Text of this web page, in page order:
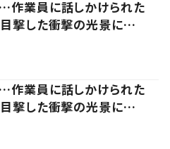
作業員に話しかけられた
目撃した衝撃の光景に…
作業員に話しかけられた
目撃した衝撃の光景に…